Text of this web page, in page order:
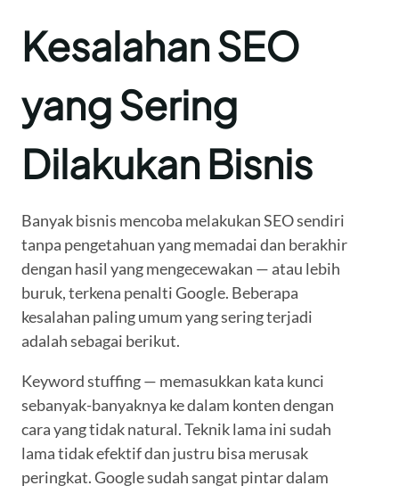
Kesalahan SEO
yang Sering
Dilakukan Bisnis
Banyak bisnis mencoba melakukan SEO sendiri
tanpa pengetahuan yang memadai dan berakhir
dengan hasil yang mengecewakan — atau lebih
buruk, terkena penalti Google. Beberapa
kesalahan paling umum yang sering terjadi
adalah sebagai berikut.
Keyword stuffing — memasukkan kata kunci
sebanyak-banyaknya ke dalam konten dengan
cara yang tidak natural. Teknik lama ini sudah
lama tidak efektif dan justru bisa merusak
peringkat. Google sudah sangat pintar dalam